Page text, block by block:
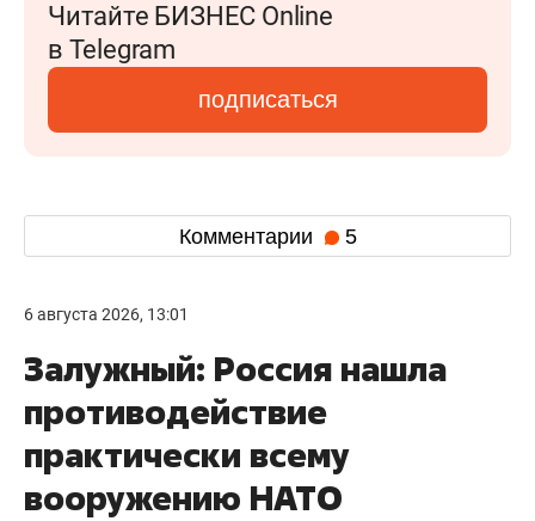
Читайте БИЗНЕС Online
в Telegram
подписаться
Комментарии 5
6 августа 2026, 13:01
Залужный: Россия нашла
противодействие
практически всему
вооружению НАТО